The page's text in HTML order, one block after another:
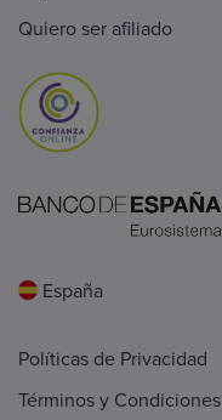
Quiero ser afiliado
España
Políticas de Privacidad
Términos y Condiciones